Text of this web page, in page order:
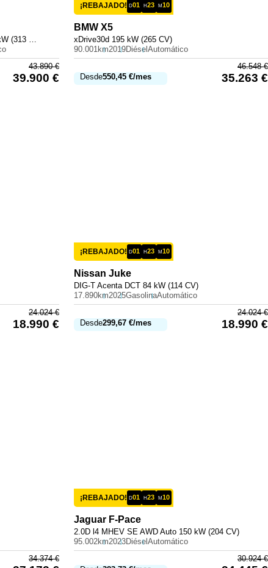
43.890€
39.900 €
¡REBAJADO! D01 H23 M10
BMW X5
xDrive30d 195 kW (265 CV)
90.001km2019DiéselAutomático
Desde550,45 €/mes
46.548€
35.263 €
24.024€
18.990 €
¡REBAJADO! D01 H23 M10
Nissan Juke
DIG-T Acenta DCT 84 kW (114 CV)
17.890km2025GasolinaAutomático
Desde299,67 €/mes
24.024€
18.990 €
34.374€
¡REBAJADO! D01 H23 M10
Jaguar F-Pace
2.0D l4 MHEV SE AWD Auto 150 kW (204 CV)
95.002km2023Diésel Automático
30.924€